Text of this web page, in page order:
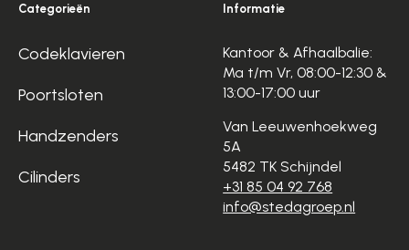
Categorieën
Codeklavieren
Poortsloten
Handzenders
Cilinders
Informatie
Kantoor & Afhaalbalie:
Ma t/m Vr, 08:00-12:30 &
13:00-17:00 uur
Van Leeuwenhoekweg
5A
5482 TK Schijndel
+31 85 04 92 768
info@stedagroep.nl